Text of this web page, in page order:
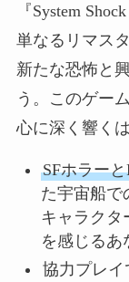
『System
単なるリマス
新たな恐怖と
う。このゲー
心に深く響く
SFホラー
た宇宙船で
キャラクタ
を感じるあ
協力プレイ